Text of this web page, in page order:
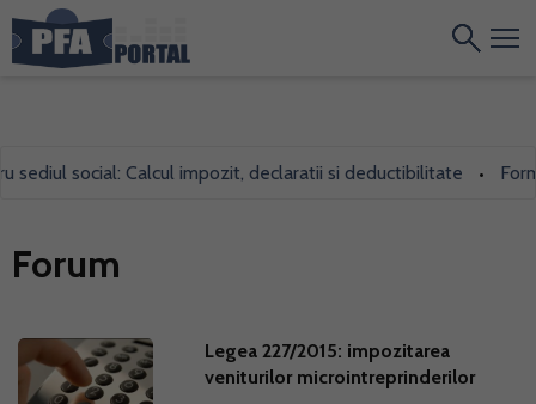
social: Calcul impozit, declaratii si deductibilitate •
Forum
Legea 227/2015: impozitarea
veniturilor microintreprinderilor